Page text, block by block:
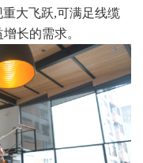
大飞跃,可满足线缆
长的需求。